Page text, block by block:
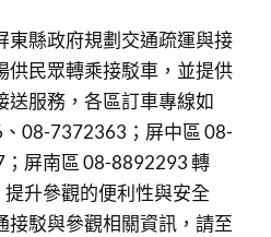
東縣政府規劃交通疏運與接
供民眾轉乘接駁車，並提供
送服務，各區訂車專線如
08-7372363；屏中區 08-
屏南區 08-8892293 轉
升參觀的便利性與安全
接駁與參觀相關資訊，請至